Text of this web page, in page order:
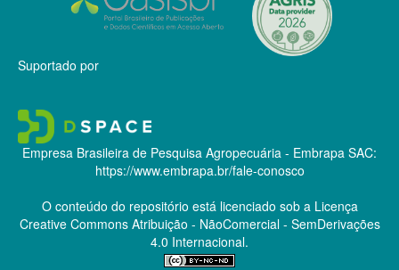
Suportado por
Empresa Brasileira de Pesquisa Agropecuária - Embrapa SAC:
https://www.embrapa.br/fale-conosco
O conteúdo do repositório está licenciado sob a Licença
Creative CommonsAtribuição - NãoComercial - SemDerivações
4.0 Internacional.